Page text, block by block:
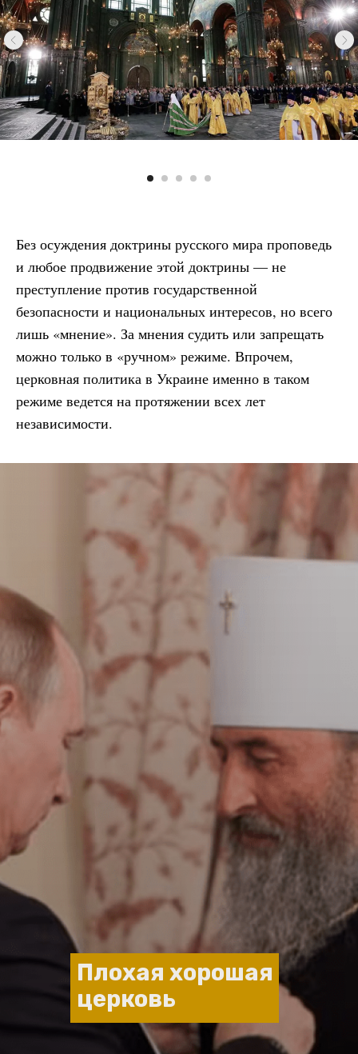
Без осуждения доктрины русского мира проповедь
и любое продвижение этой доктрины — не
преступление против государственной
безопасности и национальных интересов, но всего
лишь «мнение». За мнения судить или запрещать
можно только в «ручном» режиме. Впрочем,
церковная политика в Украине именно в таком
режиме ведется на протяжении всех лет
независимости.
Плохая хорошая
церковь